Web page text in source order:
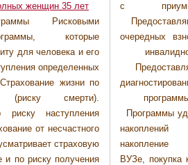
женщин 35 лет
Рисковыми
которые
для человека и его
определенных
жизни по
(риску смерти).
наступления
от несчастного
страховую
по риску получения
с
от уплаты
случае наступления
или 2-ой группы.
защиту при
период действия
заболевания
для целевых
программы,
ваших детей в
и т.п.) Программы